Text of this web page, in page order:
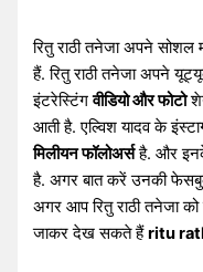
रितु राठी तनेजा अपने सोशल
हैं. रितु राठी तनेजा अपने
इंटरेस्टिंगवीडियो और फोटो
आती है. एल्विश यादव के
मिलीयन फॉलोअर्सहै. और
है. अगर बात करें उनकी
अगर आप रितु राठी तनेजा को
जाकर देख सकते हैंritu